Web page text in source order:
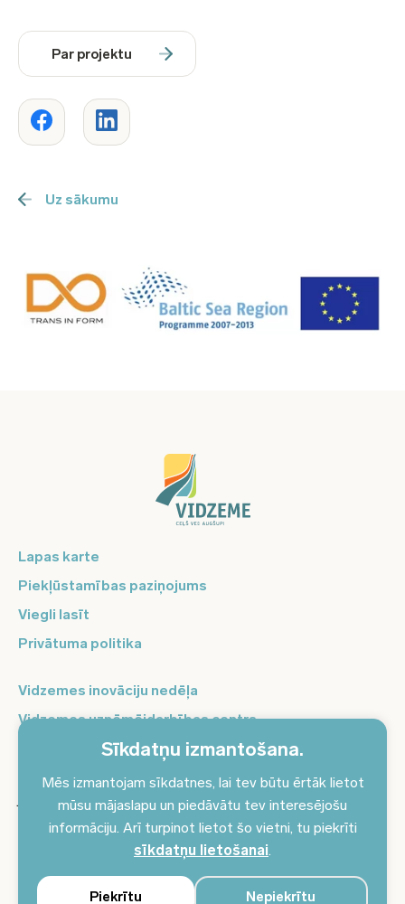
Sīkdatņu izmantošana.
Mēs izmantojam sīkdatnes, lai tev būtu ērtāk lietot
mūsu mājaslapu un piedāvātu tev interesējošu
informāciju. Arī turpinot lietot šo vietni, tu piekrīti
sīkdatņu lietošanai.
Nepiekrītu
Piekrītu
Par projektu
Uz sākumu
Lapas karte
Piekļūstamības paziņojums
Viegli lasīt
Privātuma politika
Vidzemes inovāciju nedēļa
Vidzemes uzņēmējdarbības centrs
Balso Vidzeme
Pierakstieties jaunumiem un saņemiet aktuālākos
jaunumus savā e-pastā!
Pieteikties jaunumiem